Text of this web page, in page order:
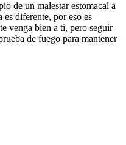
de un malestar estomacal a
es diferente, por eso es
venga bien a ti, pero seguir
de fuego para mantener